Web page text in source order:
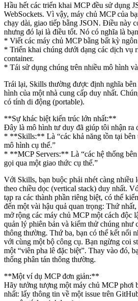
Hầu hết các triển khai MCP đều sử dụng
WebSockets. Vì vậy, máy chủ MCP của
chạy dài, giao tiếp bằng JSON. Điều này
nhưng đó lại là điều tốt. Nó có nghĩa là
* Viết các máy chủ MCP bằng bất kỳ
* Triển khai chúng dưới dạng các dịch vụ
container.
* Tái sử dụng chúng trên nhiều mô hình
Trái lại, Skills thường được định nghĩa
hình của một nhà cung cấp duy nhất.
có tính di động (portable).
**Sự khác biệt kiến trúc lớn nhất:**
Đây là mô hình tư duy đã giúp tôi nhận ra
* **Skills:** Là “các khả năng tồn tại bên
mô hình cụ thể.”
* **MCP Servers:** Là “các hệ thống
gọi qua một giao thức cụ thể.”
Với Skills, bạn buộc phải nhét càng nhiều
theo chiều dọc (vertical stack) duy nhất.
tạp ra các thành phần riêng biệt, có thể
đến một vài hậu quả quan trọng: Thứ
mở rộng các máy chủ MCP một cách độc
quản lý phiên bản và kiểm thử chúng như
thông thường. Thứ ba, bạn có thể kết nối
với cùng một bộ công cụ. Bạn ngừng coi
một “viên pha lê đặc biệt”. Thay vào đó,
thống phân tán thông thường.
**Một ví dụ MCP đơn giản:**
Hãy tưởng tượng một máy chủ MCP phơi
nhất: lấy thông tin về một issue trên